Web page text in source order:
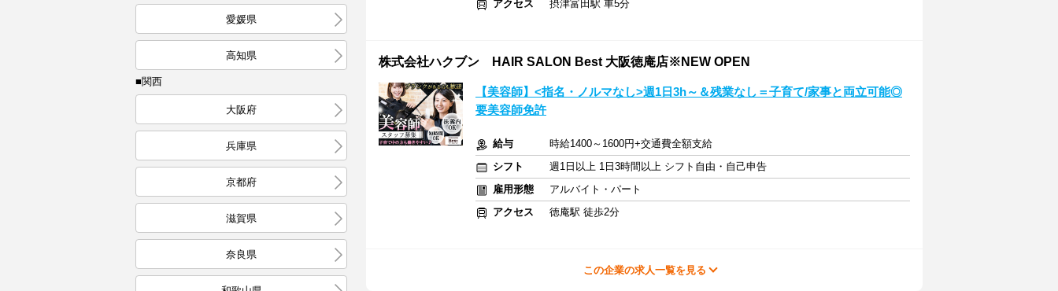
愛媛県
高知県
■関西
大阪府
兵庫県
京都府
滋賀県
奈良県
アクセス
摂津富田駅 車5分
株式会社ハクブン HAIR SALON Best 大阪徳庵店※NEW OPEN
【美容師】<指名・ノルマなし>週1日3h～＆残業なし＝子育て/家事と両立可能◎
要美容師免許
給与
時給1400～1600円+交通費全額支給
シフト
週1日以上 1日3時間以上 シフト自由・自己申告
雇用形態
アルバイト・パート
アクセス
徳庵駅 徒歩2分
この企業の求人一覧を見る